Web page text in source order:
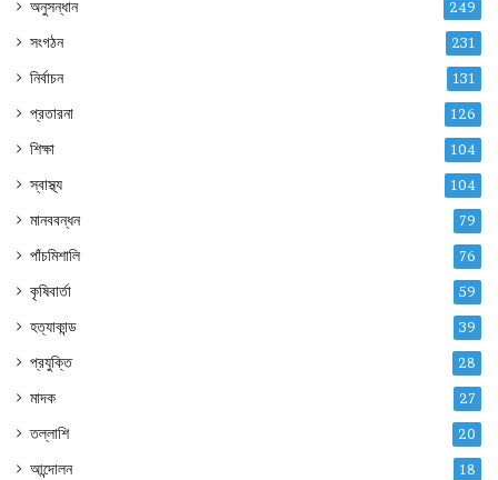
অনুসন্ধান 249
সংগঠন 231
নির্বাচন 131
প্রতারনা 126
শিক্ষা 104
স্বাস্থ্য 104
মানববন্ধন 79
পাঁচমিশালি 76
কৃষিবার্তা 59
হত্যাকান্ড 39
প্রযুক্তি 28
মাদক 27
তল্লাশি 20
আন্দোলন 18